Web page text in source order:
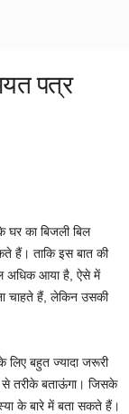
पत्र
का बिजली बिल
हैं। ताकि इस बात की
अधिक आया है, ऐसे में
चाहते हैं, लेकिन उसकी
बहुत ज्यादा जरूरी
तरीके बताऊंगा। जिसके
के बारे में बता सकते हैं।